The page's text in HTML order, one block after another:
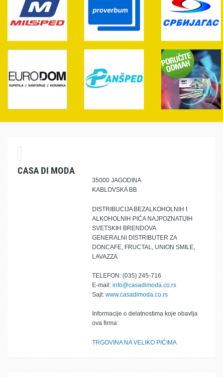
CASA DI MODA
35000 JAGODINA
KABLOVSKA BB
DISTRIBUCIJA BEZALKOHOLNIH I
ALKOHOLNIH PIĆA NAJPOZNATIJIH
SVETSKIH BRENDOVA
GENERALNI DISTRIBUTER ZA
DONCAFE, FRUCTAL, UNION SMILE,
LAVAZZA
TELEFON: (035) 245-716
E-mail: info@casadimoda.co.rs
Sajt: www.casadimoda.co.rs
Informacije o delatnostima koje obavlja
ova firma:
TRGOVINA NA VELIKO PIĆIMA